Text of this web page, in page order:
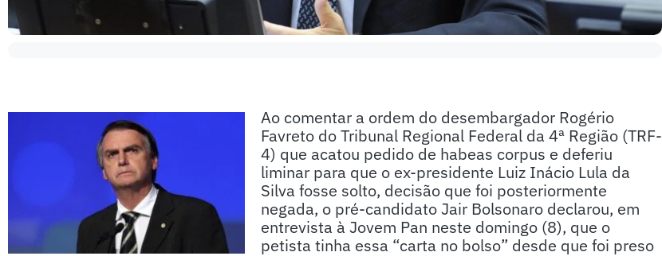
Ao comentar a ordem do desembargador Rogério
Favreto do Tribunal Regional Federal da 4ª Região (TRF-
4) que acatou pedido de habeas corpus e deferiu
liminar para que o ex-presidente Luiz Inácio Lula da
Silva fosse solto, decisão que foi posteriormente
negada, o pré-candidato Jair Bolsonaro declarou, em
entrevista à Jovem Pan neste domingo (8), que o
petista tinha essa “carta no bolso” desde que foi preso